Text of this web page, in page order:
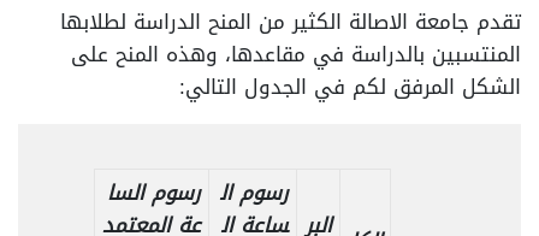
تقدم جامعة الاصالة الكثير من المنح الدراسة لطلابها
المنتسبين بالدراسة في مقاعدها، وهذه المنح على
الشكل المرفق لكم في الجدول التالي:
البر
رسوم ال
ساعة ال
رسوم السا
عة المعتمد